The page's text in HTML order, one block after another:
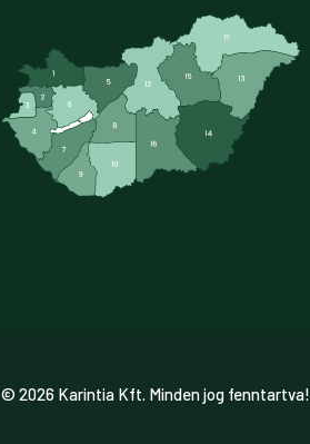
© 2026 Karintia Kft. Minden jog fenntartva!